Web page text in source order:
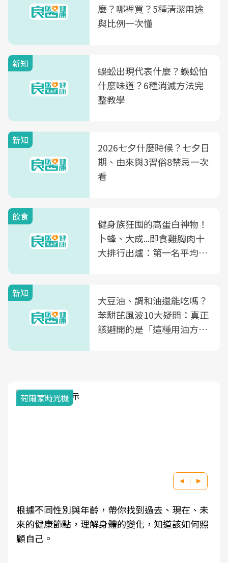
麼？哪裡買？5種清潔用途
與比例一次懂
新知
蜈蚣出現代表什麼？蜈蚣怕
什麼味道？6種消滅方法完
整教學
新知
2026七夕什麼時候？七夕日
期、由來與3習俗8禁忌一次
看
飲食
健身族狂囤的高蛋白神物！
卜蜂、大成...即食雞胸肉十
大排行出爐：第一名平均一
新知
大豆油、調和油還能吃嗎？
苯駢芘風波10大疑問：真正
該避開的是「這種用油方
荷爾蒙時光機
根據不同性別與年齡，帶你找到過去、現在、未
來的健康節點，理解身體的變化，知道該如何照
顧自己。